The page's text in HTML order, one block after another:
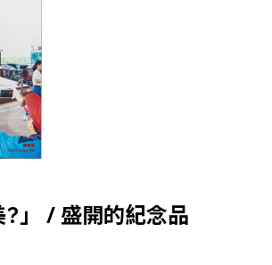
?」 / 盛開的紀念品